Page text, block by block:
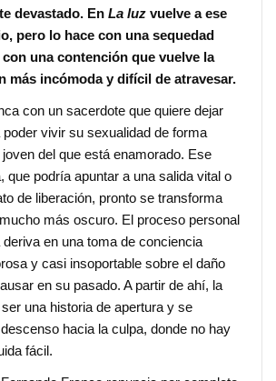
devastado. En La luzvuelve a ese
pero lo hace con una sequedad
una contención que vuelve la
más incómoda y difícil de atravesar.
con un sacerdote que quiere dejar
poder vivir su sexualidad de forma
del que está enamorado. Ese
que podría apuntar a una salida vital o
de liberación, pronto se transforma
más oscuro. El proceso personal
en una toma de conciencia
y casi insoportable sobre el daño
en su pasado. A partir de ahí, la
una historia de apertura y se
hacia la culpa, donde no hay
fácil.